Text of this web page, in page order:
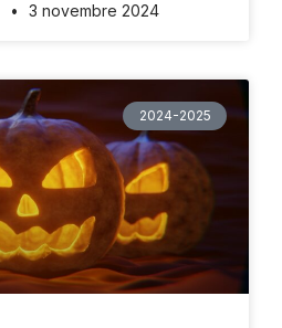
3 novembre 2024
2024-2025